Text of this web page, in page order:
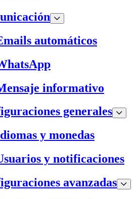
automáticos
informativo
generales
y monedas
y notificaciones
avanzadas